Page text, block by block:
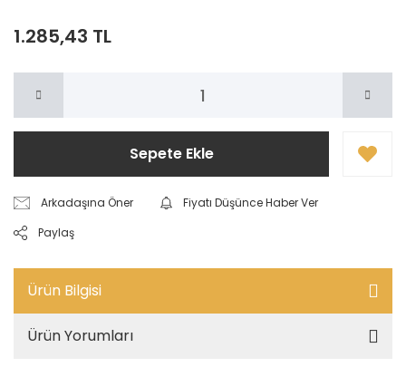
1.285,43 TL
Sepete Ekle
Arkadaşına Öner
Fiyatı Düşünce Haber Ver
Paylaş
Ürün Bilgisi
Ürün Yorumları